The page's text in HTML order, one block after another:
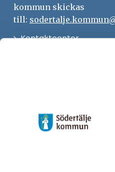
kommun skickas
till:
KontaktcenterÖppna
fönster
Anslagstavla
Skicka faktura till